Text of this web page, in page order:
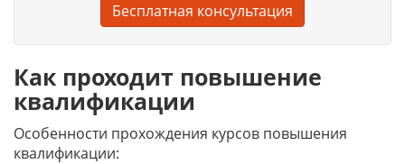
Бесплатная консультация
Как проходит повышение
квалификации
Особенности прохождения курсов повышения
квалификации: